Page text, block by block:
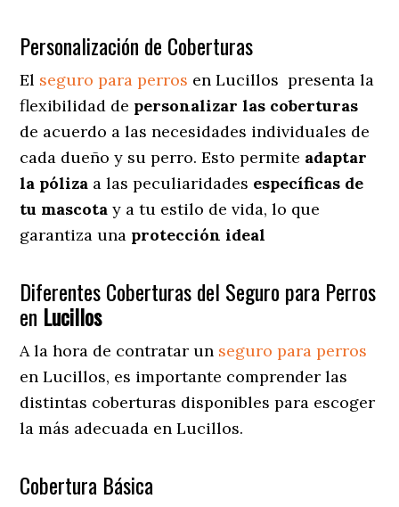
Personalización de Coberturas
El seguro para perros en Lucillos presenta la
flexibilidad de personalizar las coberturas
de acuerdo a las necesidades individuales de
cada dueño y su perro. Esto permite adaptar
la póliza a las peculiaridades específicas de
tu mascota y a tu estilo de vida, lo que
garantiza una protección ideal
Diferentes Coberturas del Seguro para Perros
en Lucillos
A la hora de contratar un seguro para perros
en Lucillos, es importante comprender las
distintas coberturas disponibles para escoger
la más adecuada en Lucillos.
Cobertura Básica